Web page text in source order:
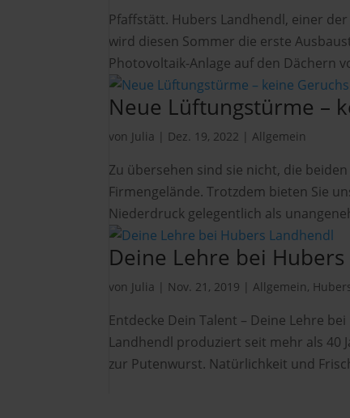
Pfaffstätt. Hubers Landhendl, einer
wird diesen Sommer die erste
Photovoltaik-Anlage auf den Dächern
Neue Lüftungstürme –
von Julia | Dez. 19, 2022 |Allgemein
Zu übersehen sind sie nicht, die
Firmengelände. Trotzdem bieten Sie
Niederdruck gelegentlich als
Deine Lehre bei
von Julia | Nov. 21, 2019 |Allgemein,
Entdecke Dein Talent – Deine Lehre
Landhendl produziert seit mehr als 40
zur Putenwurst. Natürlichkeit und